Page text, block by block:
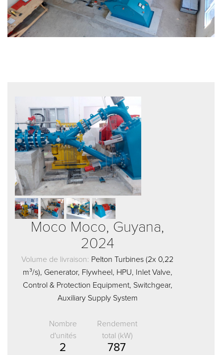
Moco Moco, Guyana,
2024
Volume de livraison: Pelton Turbines (2x 0,22
m³/s), Generator, Flywheel, HPU, Inlet Valve,
Control & Protection Equipment, Switchgear,
Auxiliary Supply System
Nombre
d'unités
2
Rendement
total (kW)
787